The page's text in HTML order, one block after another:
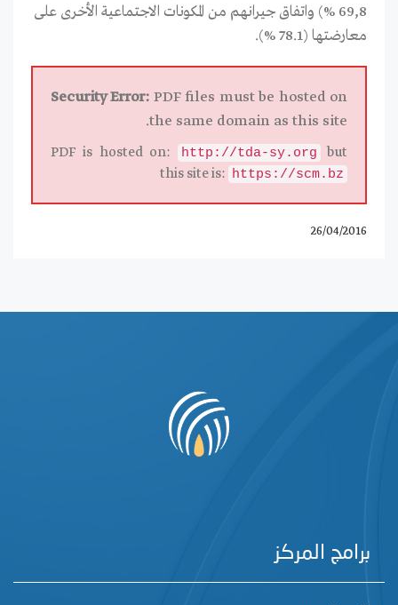
69,8 %) واتفاق جیرانهم من المکونات الاجتماعیة الأخرى ﻋﻠﯽ
معارضتها (78.1 %).
Security Error: PDF files must be hosted on
the same domain as this site.
PDF is hosted on: http://tda-sy.org
but
this site is:
https://scm.bz
26/04/2016
برامج المركز